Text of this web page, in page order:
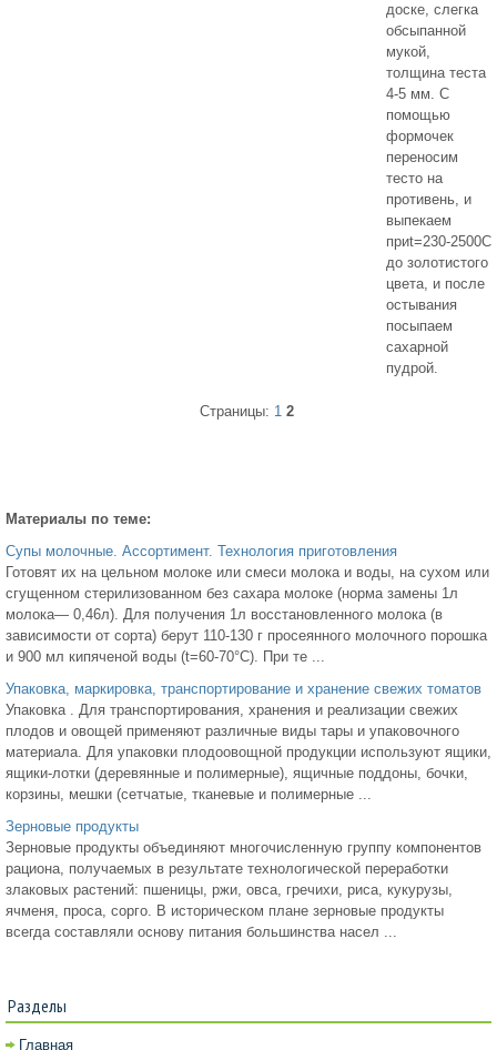
доске, слегка
обсыпанной
мукой,
толщина теста
4-5 мм. С
помощью
формочек
переносим
тесто на
противень, и
выпекаем
приt=230-2500С
до золотистого
цвета, и после
остывания
посыпаем
сахарной
пудрой.
Страницы: 1 2
Материалы по теме:
Супы молочные. Ассортимент. Технология приготовления
Готовят их на цельном молоке или смеси молока и воды, на сухом или
сгущенном стерилизованном без сахара молоке (норма замены 1л
молока— 0,46л). Для получения 1л восстановленного молока (в
зависимости от сорта) берут 110-130 г просеянного молочного порошка
и 900 мл кипяченой воды (t=60-70°С). При те ...
Упаковка, маркировка, транспортирование и хранение свежих томатов
Упаковка . Для транспортирования, хранения и реализации свежих
плодов и овощей применяют различные виды тары и упаковочного
материала. Для упаковки плодоовощной продукции используют ящики,
ящики-лотки (деревянные и полимерные), ящичные поддоны, бочки,
корзины, мешки (сетчатые, тканевые и полимерные ...
Зерновые продукты
Зерновые продукты объединяют многочисленную группу компонентов
рациона, получаемых в результате технологической переработки
злаковых растений: пшеницы, ржи, овса, гречихи, риса, кукурузы,
ячменя, проса, сорго. В историческом плане зерновые продукты
всегда составляли основу питания большинства насел ...
Разделы
Главная